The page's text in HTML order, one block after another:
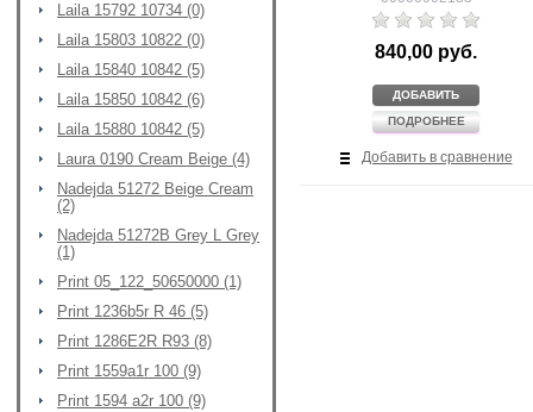
Laila 15792 10734 (0)
Laila 15803 10822 (0)
Laila 15840 10842 (5)
Laila 15850 10842 (6)
Laila 15880 10842 (5)
Laura 0190 Cream Beige (4)
Nadejda 51272 Beige Cream
(2)
Nadejda 51272B Grey L Grey
(1)
Print 05_122_50650000 (1)
Print 1236b5r R 46 (5)
Print 1286E2R R93 (8)
Print 1559a1r 100 (9)
Print 1594 a2r 100 (9)
840,00 руб.
ДОБАВИТЬ
ПОДРОБНЕЕ
Добавить в сравнение